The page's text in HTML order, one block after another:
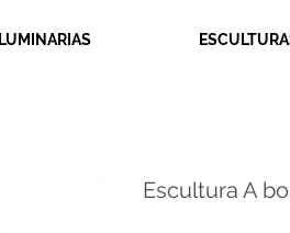
LUMINARIAS
Escultura A